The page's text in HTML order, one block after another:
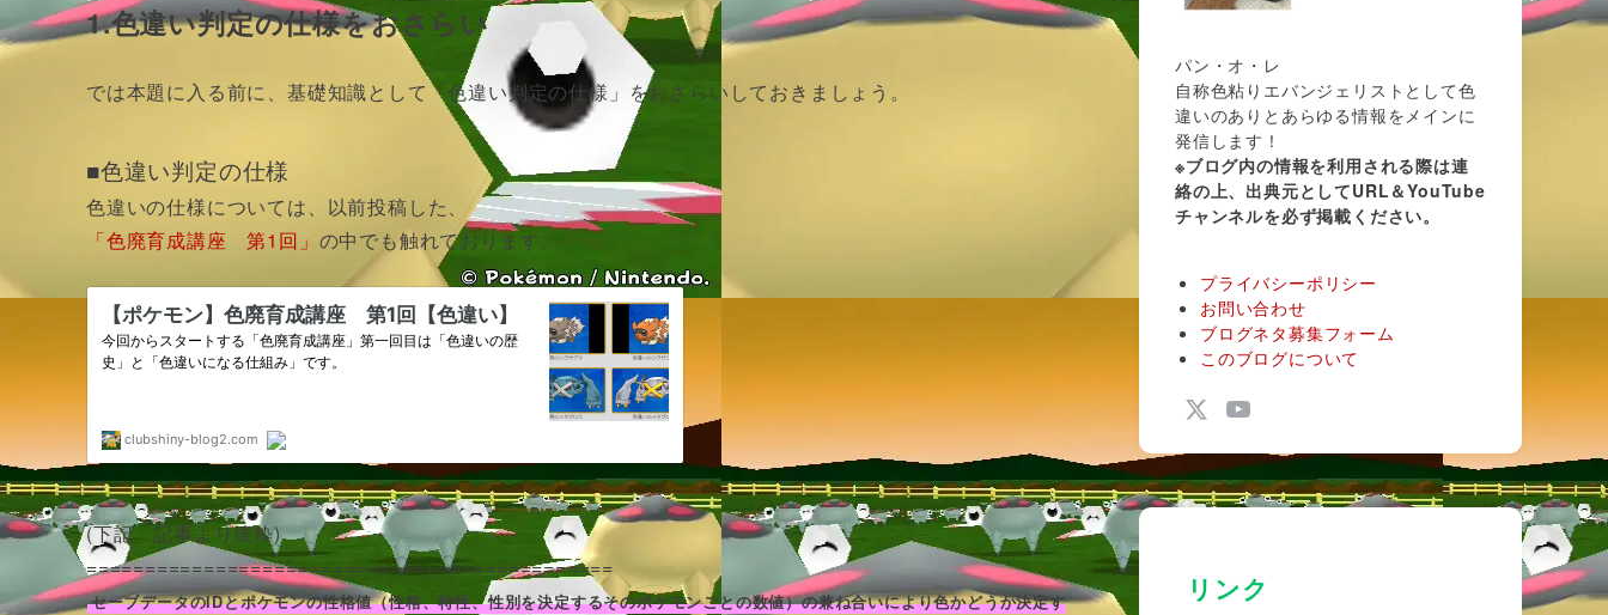
1.色違い判定の仕様をおさらい
では本題に入る前に、基礎知識として「色違い判定の仕様」をおさらいしておきましょう。
■色違い判定の仕様
色違いの仕様については、以前投稿した、
「色廃育成講座 第1回」 の中でも触れております。
(下記、記事より抜粋)
=============================================
セーブデータのIDとポケモンの性格値（性格、特性、性別を決定するそのポケモンごとの数値）の兼ね合いにより色かどうか決定す
パン・オ・レ
自称色粘りエバンジェリストとして色
違いのありとあらゆる情報をメインに
発信します！
※ブログ内の情報を利用される際は連
絡の上、出典元としてURL＆YouTube
チャンネルを必ず掲載ください。
プライバシーポリシー
お問い合わせ
ブログネタ募集フォーム
このブログについて
リンク